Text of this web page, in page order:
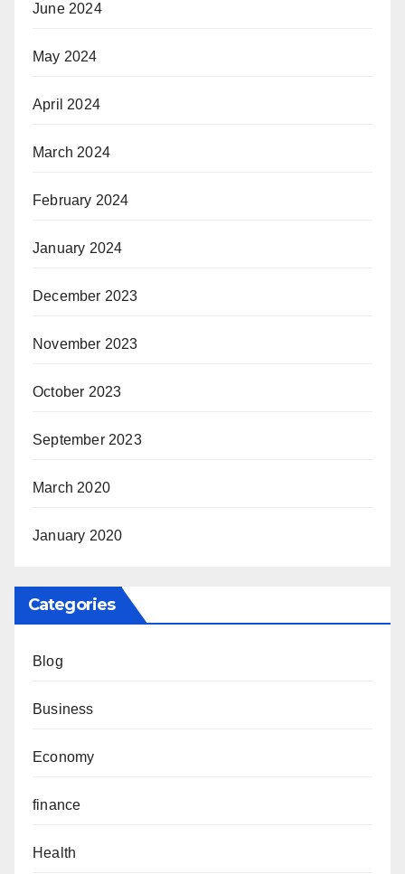
June 2024
May 2024
April 2024
March 2024
February 2024
January 2024
December 2023
November 2023
October 2023
September 2023
March 2020
January 2020
Categories
Blog
Business
Economy
finance
Health